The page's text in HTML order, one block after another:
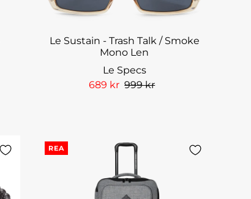
Le Sustain - Trash Talk / Smoke
Mono Len
Le Specs
689 kr 999 kr
REA